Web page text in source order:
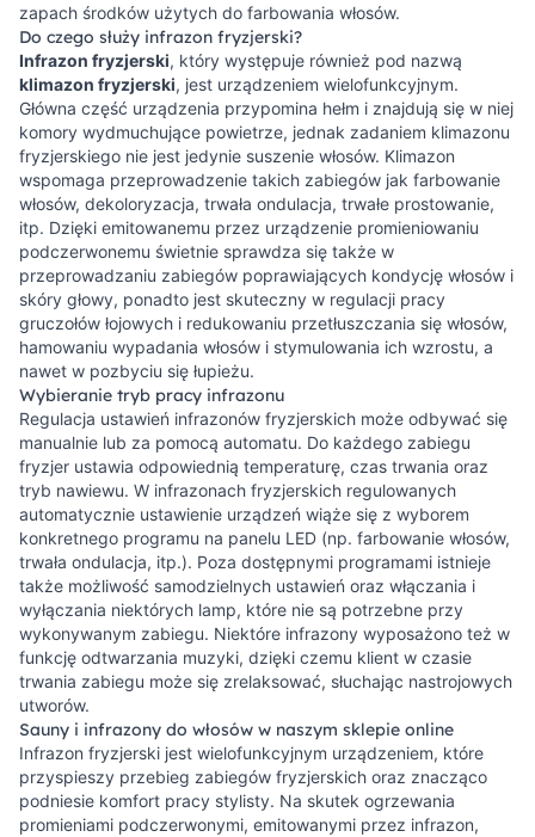
zapach środków użytych do farbowania włosów.
Do czego służy infrazon fryzjerski?
Infrazon fryzjerski, który występuje również pod nazwą
klimazon fryzjerski, jest urządzeniem wielofunkcyjnym.
Główna część urządzenia przypomina hełm i znajdują się w niej
komory wydmuchujące powietrze, jednak zadaniem klimazonu
fryzjerskiego nie jest jedynie suszenie włosów. Klimazon
wspomaga przeprowadzenie takich zabiegów jak farbowanie
włosów, dekoloryzacja, trwała ondulacja, trwałe prostowanie,
itp. Dzięki emitowanemu przez urządzenie promieniowaniu
podczerwonemu świetnie sprawdza się także w
przeprowadzaniu zabiegów poprawiających kondycję włosów i
skóry głowy, ponadto jest skuteczny w regulacji pracy
gruczołów łojowych i redukowaniu przetłuszczania się włosów,
hamowaniu wypadania włosów i stymulowania ich wzrostu, a
nawet w pozbyciu się łupieżu.
Wybieranie tryb pracy infrazonu
Regulacja ustawień infrazonów fryzjerskich może odbywać się
manualnie lub za pomocą automatu. Do każdego zabiegu
fryzjer ustawia odpowiednią temperaturę, czas trwania oraz
tryb nawiewu. W infrazonach fryzjerskich regulowanych
automatycznie ustawienie urządzeń wiąże się z wyborem
konkretnego programu na panelu LED (np. farbowanie włosów,
trwała ondulacja, itp.). Poza dostępnymi programami istnieje
także możliwość samodzielnych ustawień oraz włączania i
wyłączania niektórych lamp, które nie są potrzebne przy
wykonywanym zabiegu. Niektóre infrazony wyposażono też w
funkcję odtwarzania muzyki, dzięki czemu klient w czasie
trwania zabiegu może się zrelaksować, słuchając nastrojowych
utworów.
Sauny i infrazony do włosów w naszym sklepie online
Infrazon fryzjerski jest wielofunkcyjnym urządzeniem, które
przyspieszy przebieg zabiegów fryzjerskich oraz znacząco
podniesie komfort pracy stylisty. Na skutek ogrzewania
promieniami podczerwonymi, emitowanymi przez infrazon,